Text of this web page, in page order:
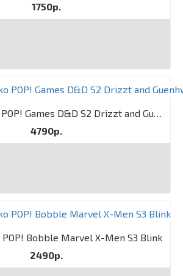
1750р.
Фигурка Funko POP! Games D&D S2 Drizzt and Guenhwyvar 2PK
4790р.
Bobble Marvel X-Men S3 Blink
2490р.